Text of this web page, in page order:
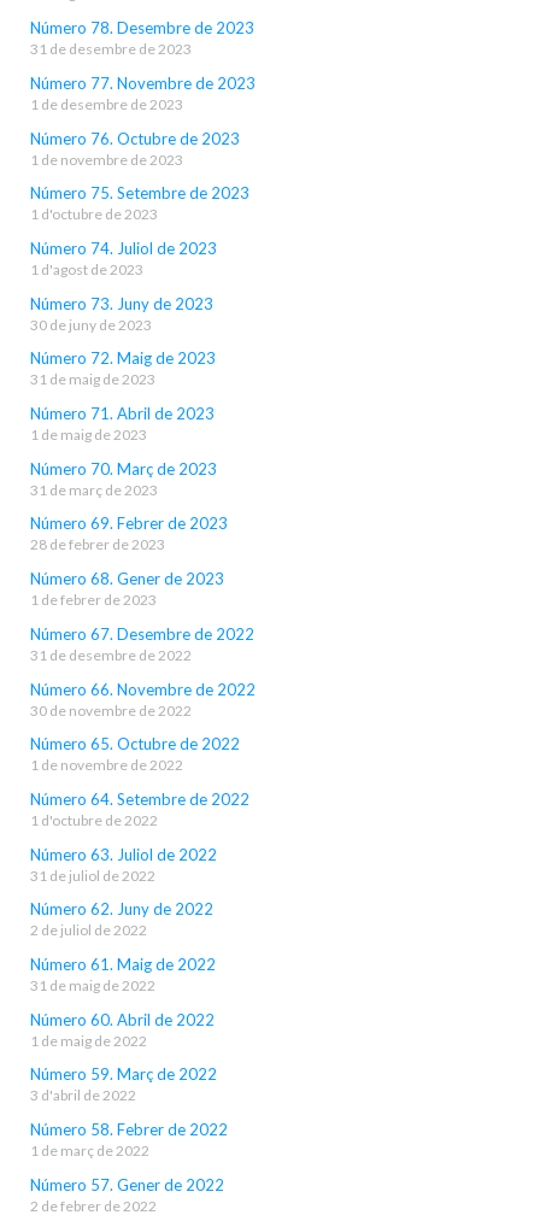
Número 78. Desembre de 2023
31 de desembre de 2023
Número 77. Novembre de 2023
1 de desembre de 2023
Número 76. Octubre de 2023
1 de novembre de 2023
Número 75. Setembre de 2023
1 d'octubre de 2023
Número 74. Juliol de 2023
1 d'agost de 2023
Número 73. Juny de 2023
30 de juny de 2023
Número 72. Maig de 2023
31 de maig de 2023
Número 71. Abril de 2023
1 de maig de 2023
Número 70. Març de 2023
31 de març de 2023
Número 69. Febrer de 2023
28 de febrer de 2023
Número 68. Gener de 2023
1 de febrer de 2023
Número 67. Desembre de 2022
31 de desembre de 2022
Número 66. Novembre de 2022
30 de novembre de 2022
Número 65. Octubre de 2022
1 de novembre de 2022
Número 64. Setembre de 2022
1 d'octubre de 2022
Número 63. Juliol de 2022
31 de juliol de 2022
Número 62. Juny de 2022
2 de juliol de 2022
Número 61. Maig de 2022
31 de maig de 2022
Número 60. Abril de 2022
1 de maig de 2022
Número 59. Març de 2022
3 d'abril de 2022
Número 58. Febrer de 2022
1 de març de 2022
Número 57. Gener de 2022
2 de febrer de 2022